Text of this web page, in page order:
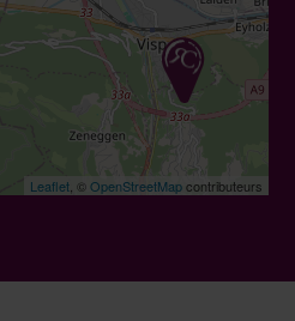
Leaflet, ©OpenStreetMapcontributeurs